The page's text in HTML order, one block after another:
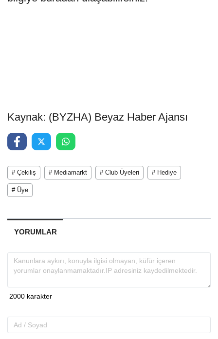
Kaynak: (BYZHA) Beyaz Haber Ajansı
# Çekiliş # Mediamarkt # Club Üyeleri # Hediye
# Üye
YORUMLAR